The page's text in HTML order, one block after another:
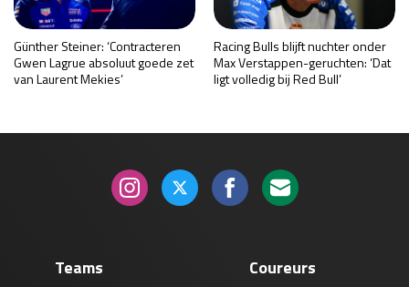
Günther Steiner: ‘Contracteren
Gwen Lagrue absoluut goede zet
van Laurent Mekies’
Racing Bulls blijft nuchter onder
Max Verstappen-geruchten: ‘Dat
ligt volledig bij Red Bull’
Teams Coureurs